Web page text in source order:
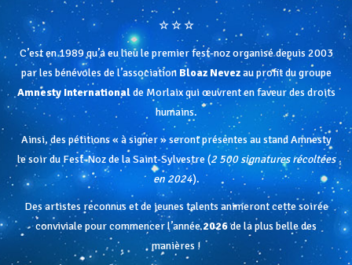
☆ ☆ ☆
C’est en 1989 qu’a eu lieu le premier fest-noz organisé depuis 2003
par les bénévoles de l’association Bloaz Nevezau profit du groupe
Amnesty Internationalde Morlaixqui œuvrent en faveur des droits
humains.
Ainsi, des pétitions « à signer » seront présentes au stand Amnesty
le soir du Fest-Noz de la Saint-Sylvestre (2 500 signatures récoltées
en 2024).
Des artistes reconnus et de jeunes talents animeront cette soirée
conviviale pour commencer l’année2026de la plus belle des
manières !